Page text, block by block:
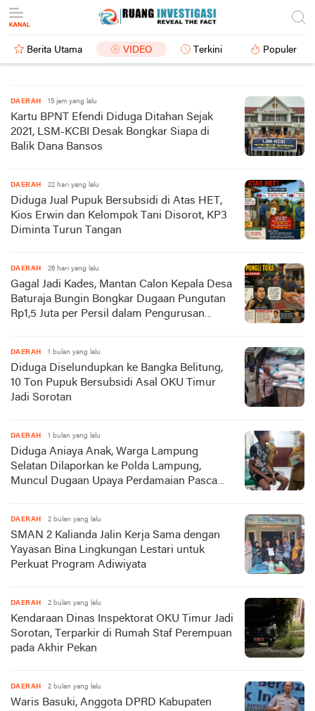
Berita Utama VIDEO Terkini Populer
DAERAH 15 jam yang lalu
Kartu BPNT Efendi Diduga Ditahan Sejak
2021, LSM-KCBI Desak Bongkar Siapa di
Balik Dana Bansos
DAERAH 22 hari yang lalu
Diduga Jual Pupuk Bersubsidi di Atas HET,
Kios Erwin dan Kelompok Tani Disorot, KP3
Diminta Turun Tangan
DAERAH 26 hari yang lalu
Gagal Jadi Kades, Mantan Calon Kepala Desa
Baturaja Bungin Bongkar Dugaan Pungutan
Rp1,5 Juta per Persil dalam Pengurusan
DAERAH 1 bulan yang lalu
Diduga Diselundupkan ke Bangka Belitung,
10 Ton Pupuk Bersubsidi Asal OKU Timur
Jadi Sorotan
DAERAH 1 bulan yang lalu
Diduga Aniaya Anak, Warga Lampung
Selatan Dilaporkan ke Polda Lampung,
Muncul Dugaan Upaya Perdamaian Pasca
DAERAH 2 bulan yang lalu
SMAN 2 Kalianda Jalin Kerja Sama dengan
Yayasan Bina Lingkungan Lestari untuk
Perkuat Program Adiwiyata
DAERAH 2 bulan yang lalu
Kendaraan Dinas Inspektorat OKU Timur Jadi
Sorotan, Terparkir di Rumah Staf Perempuan
pada Akhir Pekan
DAERAH 2 bulan yang lalu
Waris Basuki, Anggota DPRD Kabupaten